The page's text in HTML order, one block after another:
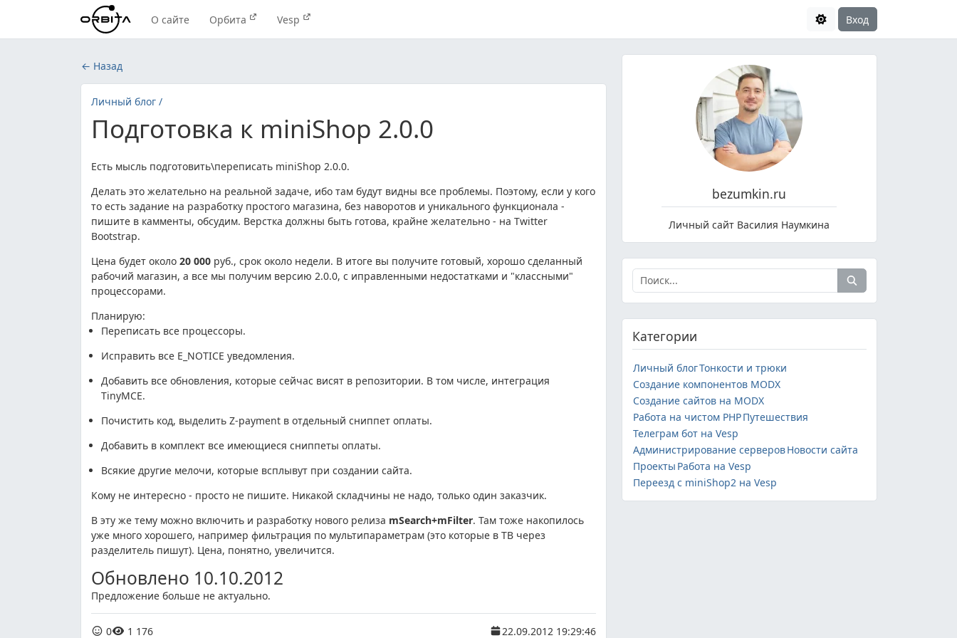
О сайте Орбита Vesp Вход
← Назад
Личный блог /
Подготовка к miniShop 2.0.0
Есть мысль подготовить\переписать miniShop 2.0.0.
Делать это желательно на реальной задаче, ибо там будут видны все проблемы. Поэтому, если у кого
то есть задание на разработку простого магазина, без наворотов и уникального функционала -
пишите в камменты, обсудим. Верстка должны быть готова, крайне желательно - на Twitter
Bootstrap.
Цена будет около 20 000руб., срок около недели. В итоге вы получите готовый, хорошо сделанный
рабочий магазин, а все мы получим версию 2.0.0, с иправленными недостатками и "классными"
процессорами.
Планирую:
Переписать все процессоры.
Исправить все E_NOTICE уведомления.
Добавить все обновления, которые сейчас висят в репозитории. В том числе, интеграция
TinyMCE.
Почистить код, выделить Z-payment в отдельный сниппет оплаты.
Добавить в комплект все имеющиеся сниппеты оплаты.
Всякие другие мелочи, которые всплывут при создании сайта.
Кому не интересно - просто не пишите. Никакой складчины не надо, только один заказчик.
В эту же тему можно включить и разработку нового релиза mSearch+mFilter. Там тоже накопилось
уже много хорошего, например фильтрация по мультипараметрам (это которые в ТВ через
разделитель пишут). Цена, понятно, увеличится.
Обновлено 10.10.2012
Предложение больше не актуально.
0 1 176 22.09.2012 19:29:46
bezumkin.ru
Личный сайт Василия Наумкина
Категории
Личный блогТонкости и трюки
Создание компонентов MODX
Создание сайтов на MODX
Работа на чистом PHPПутешествия
Телеграм бот на Vesp
Администрирование серверовНовости сайта
Проекты Работа на Vesp
Переезд с miniShop2 на Vesp